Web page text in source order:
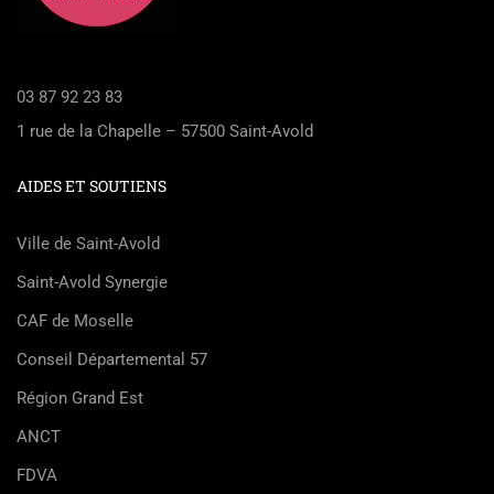
03 87 92 23 83
1 rue de la Chapelle – 57500 Saint-Avold
AIDES ET SOUTIENS
Ville de Saint-Avold
Saint-Avold Synergie
CAF de Moselle
Conseil Départemental 57
Région Grand Est
ANCT
FDVA